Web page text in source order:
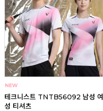
테크니스트 TNTB56092 남성 여
성 티셔츠